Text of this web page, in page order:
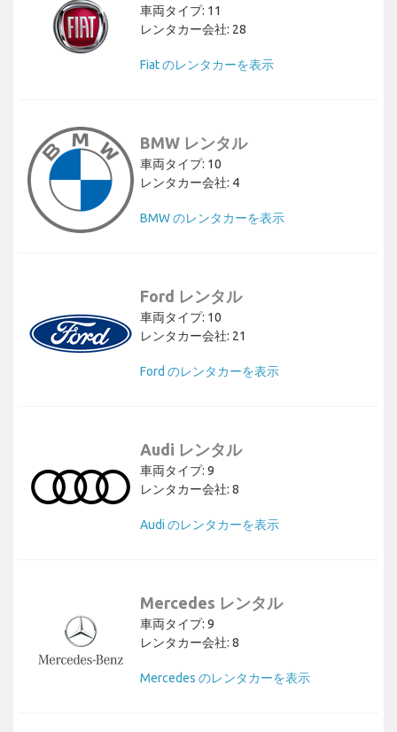
車両タイプ: 11
レンタカー会社: 28
Fiat のレンタカーを表示
BMW レンタル
車両タイプ: 10
レンタカー会社: 4
BMW のレンタカーを表示
Ford レンタル
車両タイプ: 10
レンタカー会社: 21
Ford のレンタカーを表示
Audi レンタル
車両タイプ: 9
レンタカー会社: 8
Audi のレンタカーを表示
Mercedes レンタル
車両タイプ: 9
レンタカー会社: 8
Mercedes のレンタカーを表示